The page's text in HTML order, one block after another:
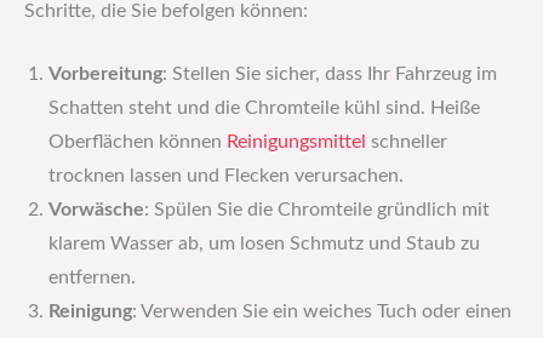
Schritte, die Sie befolgen können:
Vorbereitung: Stellen Sie sicher, dass Ihr Fahrzeug im
Schatten steht und die Chromteile kühl sind. Heiße
Oberflächen können Reinigungsmittel schneller
trocknen lassen und Flecken verursachen.
Vorwäsche: Spülen Sie die Chromteile gründlich mit
klarem Wasser ab, um losen Schmutz und Staub zu
entfernen.
Reinigung: Verwenden Sie ein weiches Tuch oder einen